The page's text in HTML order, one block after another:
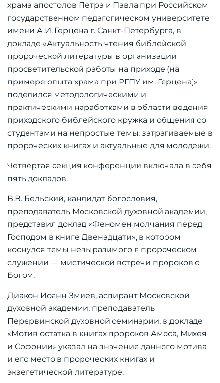
храма апостолов Петра и Павла при Российском
государственном педагогическом университете
имени А.И. Герцена г. Санкт-Петербурга, в
докладе «Актуальность чтения библейской
пророческой литературы в организации
просветительской работы на приходе (на
примере опыта храма при РГПУ им. Герцена)»
поделился методологическими и
практическими наработками в области ведения
приходского библейского кружка и общения со
студентами на непростые темы, затрагиваемые в
пророческих книгах и актуальные для молодежи.
Четвертая секция конференции включала в себя
пять докладов.
В.В. Бельский, кандидат богословия,
преподаватель Московской духовной академии,
представил доклад «Феномен молчания перед
Господом в книге Двенадцати», в котором
коснулся темы невыразимого в пророческом
служении — мистической встречи пророков с
Богом.
Диакон Иоанн Змиев, аспирант Московской
духовной академии, преподаватель
Перервинской духовной семинарии, в докладе
«Мотив остатка в книгах пророков Амоса, Михея
и Софонии» указал на значение данного мотива
и его место в пророческих книгах и
экзегетической литературе.